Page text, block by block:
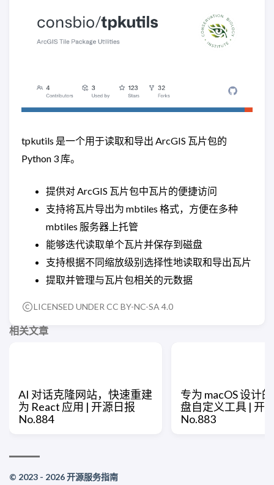
tpkutils 是一个用于读取和导出 ArcGIS 瓦片包的
Python 3 库。
提供对 ArcGIS 瓦片包中瓦片的便捷访问
支持将瓦片导出为 mbtiles 格式，方便在多种
mbtiles 服务器上托管
能够迭代读取单个瓦片并保存到磁盘
支持根据不同缩放级别选择性地读取和导出瓦片
提取并管理与瓦片包相关的元数据
LICENSED UNDER CC BY-NC-SA 4.0
相关文章
AI 对话克隆网站，快速重建
为 React 应用 | 开源日报
No.884
专为 macOS 设计
盘自定义工具 | 开
No.883
© 2023 - 2026 开源服务指南